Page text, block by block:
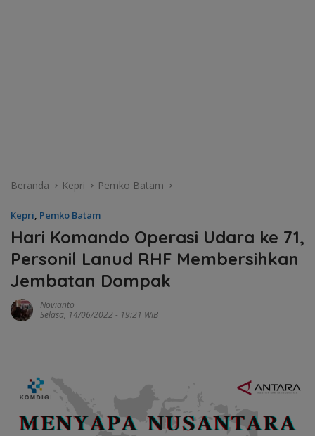
Beranda Kepri Pemko Batam
Kepri, Pemko Batam
Hari Komando Operasi Udara ke 71,
Personil Lanud RHF Membersihkan
Jembatan Dompak
Novianto
Selasa, 14/06/2022 - 19:21 WIB